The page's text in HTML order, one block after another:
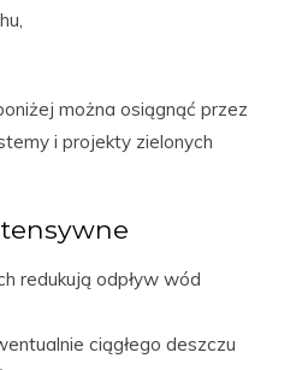
można osiągnąć przez
i projekty zielonych
redukują odpływ wód
ciągłego deszczu